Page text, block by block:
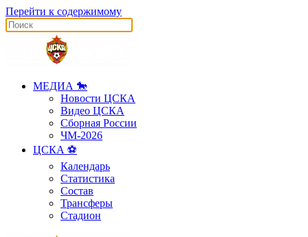
Перейти к содержимому
МЕДИА 🐎
Новости ЦСКА
Видео ЦСКА
Сборная России
ЧМ-2026
ЦСКА ⚽️
Календарь
Статистика
Состав
Трансферы
Стадион